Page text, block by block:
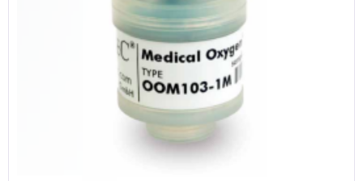
Электроды для ЭКГ
Кабели для инвазивного давления (ИАД)